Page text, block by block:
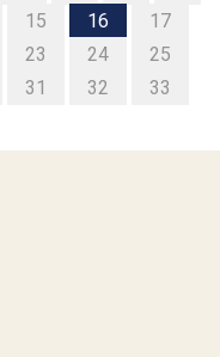
15 16
17
23 24
25
31 32
33